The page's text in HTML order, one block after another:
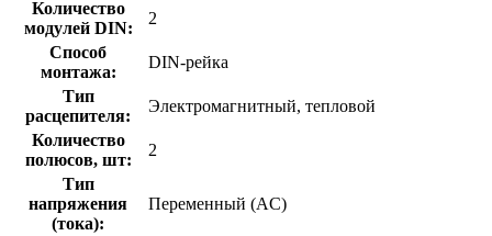
Количество
модулей DIN:
2
Способ
монтажа:
DIN-рейка
Тип
расцепителя:
Электромагнитный, тепловой
Количество
полюсов, шт:
2
Тип
напряжения
(тока):
Переменный (AC)